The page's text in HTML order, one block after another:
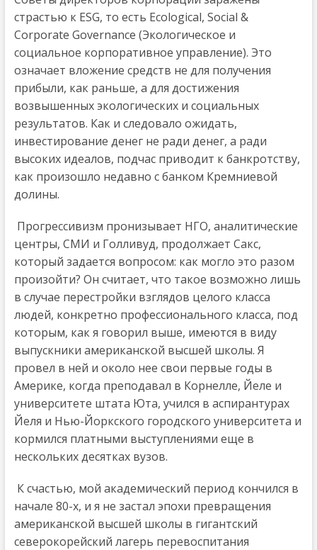
страстью к ESG, то есть Ecological, Social &
Corporate Governance (Экологическое и
социальное корпоративное управление). Это
oзначает вложение средств не для получения
прибыли, как раньше, а для достижения
возвышенных экологических и социальных
результатов. Как и следовало ожидать,
инвестирование денег не ради денег, а ради
высоких идеалов, подчас приводит к банкротству,
как произошло недавно с банком Кремниевой
долины.
Прогрессивизм пронизывает НГО, аналитические
центры, СМИ и Голливуд, продолжает Сакс,
который задается вопросом: как могло это разом
произойти? Он считает, что такое возможно лишь
в случае перестройки взглядов целого класса
людей, конкретно профессионального класса, под
которым, как я говорил выше, имеются в виду
выпускники американской высшей школы. Я
провел в ней и около нее свои первые годы в
Америке, когда преподавал в Корнелле, Йеле и
университете штата Юта, учился в аспирантурах
Йеля и Нью-Йоркского городского университета и
кормился платными выступлениями еще в
нескольких десятках вузов.
К счастью, мой академический период кончился в
начале 80-х, и я не застал эпохи превращения
американской высшей школы в гигантский
северокорейский лагерь перевоспитания